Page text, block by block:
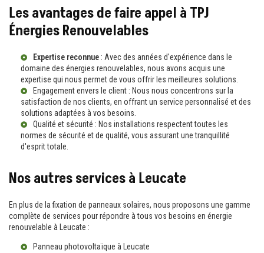
Les avantages de faire appel à TPJ
Énergies Renouvelables
Expertise reconnue : Avec des années d'expérience dans le
domaine des énergies renouvelables, nous avons acquis une
expertise qui nous permet de vous offrir les meilleures solutions.
Engagement envers le client : Nous nous concentrons sur la
satisfaction de nos clients, en offrant un service personnalisé et des
solutions adaptées à vos besoins.
Qualité et sécurité : Nos installations respectent toutes les
normes de sécurité et de qualité, vous assurant une tranquillité
d'esprit totale.
Nos autres services à Leucate
En plus de la fixation de panneaux solaires, nous proposons une gamme
complète de services pour répondre à tous vos besoins en énergie
renouvelable à Leucate :
Panneau photovoltaïque à Leucate